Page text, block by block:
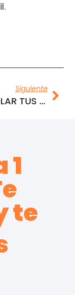
Siguiente
CONTROLAR TUS GASTOS. HOY Y MAÑANA (ORDENAR)
1
te